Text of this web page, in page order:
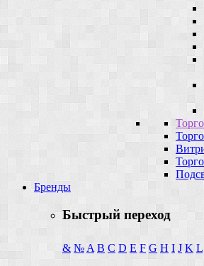
Бренды
Быстрый переход
& № A B C D E F G H I J K L